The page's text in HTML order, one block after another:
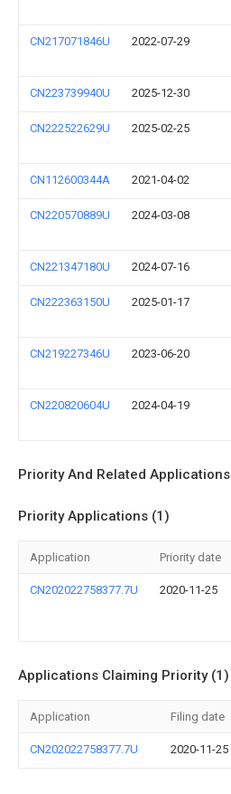
CN217071846U 2022-07-29
CN223739940U 2025-12-30
CN222522629U 2025-02-25
CN112600344A 2021-04-02
CN220570889U 2024-03-08
CN221347180U 2024-07-16
CN222363150U 2025-01-17
CN219227346U 2023-06-20
CN220820604U 2024-04-19
Priority And Related Applications
Priority Applications (1)
Application Priority date
CN202022758377.7U 2020-11-25
Applications Claiming Priority (1)
Application Filing date
CN202022758377.7U 2020-11-25